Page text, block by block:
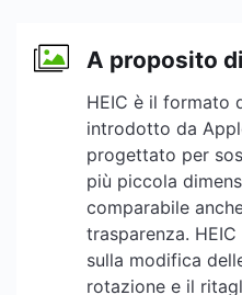
A proposito
HEIC è il formato
introdotto da
progettato per
più piccola
comparabile
trasparenza.
sulla modifica
rotazione e il